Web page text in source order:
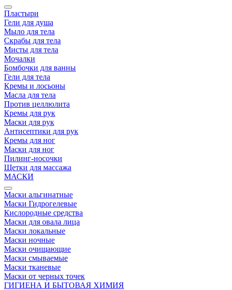
Пластыри
Гели для душа
Мыло для тела
Скрабы для тела
Мисты для тела
Мочалки
Бомбочки для ванны
Гели для тела
Кремы и лосьоны
Масла для тела
Против целлюлита
Кремы для рук
Маски для рук
Антисептики для рук
Кремы для ног
Маски для ног
Пилинг-носочки
Щетки для массажа
МАСКИ
Маски альгинатные
Маски Гидрогелевые
Кислородные средства
Маски для овала лица
Маски локальные
Маски ночные
Маски очищающие
Маски смываемые
Маски тканевые
Маски от черных точек
ГИГИЕНА И БЫТОВАЯ ХИМИЯ